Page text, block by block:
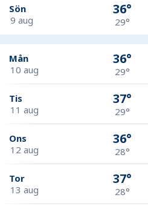
Sön
9 aug
36°
29°
Mån
10 aug
36°
29°
Tis
11 aug
37°
29°
Ons
12 aug
36°
28°
Tor
13 aug
37°
28°